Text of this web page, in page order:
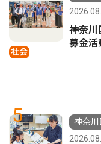
社会
神奈
募金活
5
神奈川